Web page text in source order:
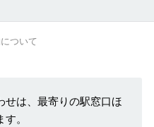
ついて
せは、最寄りの駅窓口ほ
。